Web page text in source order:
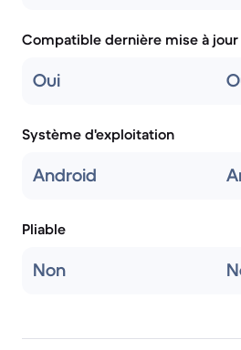
Compatible dernière mise à jour
Oui
Système d'exploitation
Android
Pliable
Non